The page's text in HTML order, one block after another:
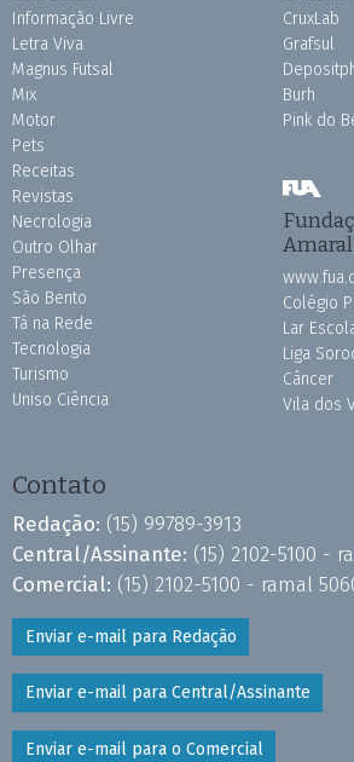
Informação Livre
Letra Viva
Magnus Futsal
Mix
Motor
Pets
Receitas
Revistas
Necrologia
Outro Olhar
Presença
São Bento
Tá na Rede
Tecnologia
Turismo
Uniso Ciência
CruxLab
Grafsul
Burh
Pink do
Amaral
Colégio
Lar
Liga
Câncer
Vila dos
Contato
Redação: (15) 99789-3913
Central/Assinante: (15) 2102-5100 -
Comercial: (15) 2102-5100 - ramal
Enviar e-mail para Redação
Enviar e-mail para Central/Assinante
Enviar e-mail para o Comercial